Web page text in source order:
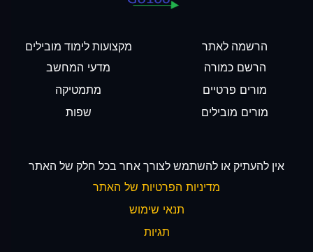
הרשמה לאתר
הרשם כמורה
מורים פרטיים
מורים מובילים
מקצועות לימוד מובילים
מדעי המחשב
מתמטיקה
שפות
אין להעתיק או להשתמש לצורך אחר בכל חלק של האתר
מדיניות הפרטיות של האתר
תנאי שימוש
תגיות